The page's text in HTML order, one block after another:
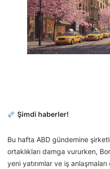
Şimdi haberler!
Bu hafta ABD gündemine
ortaklıkları damga vururken,
yeni yatırımlar ve iş